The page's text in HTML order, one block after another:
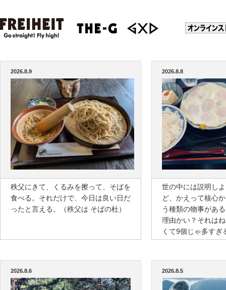
2026.8.9
秩父にきて、くるみを擦って、そばを
食べる。それだけで、今日は良い日だ
ったと言える。（秩父は そばの杜）
2026.8.8
世の中には説明し
ど、かえって核心
う種類の物事があ
理由かい？それは
くて9個じゃ多すぎ
2026.8.6 2026.8.5